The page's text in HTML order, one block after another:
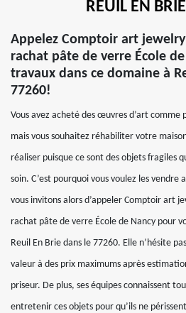
REUIL EN
Appelez Comptoir art
rachat pâte de verre École
travaux dans ce domaine à
77260!
Vous avez acheté des œuvres d’art comme
mais vous souhaitez réhabiliter votre
réaliser puisque ce sont des objets fragiles
soin. C’est pourquoi vous voulez les
vous invitons alors d’appeler Comptoir art
rachat pâte de verre École de Nancy pour
Reuil En Brie dans le 77260. Elle n’hésite
valeur à des prix maximums après
priseur. De plus, ses équipes connaissent
entretenir ces objets pour qu’ils ne